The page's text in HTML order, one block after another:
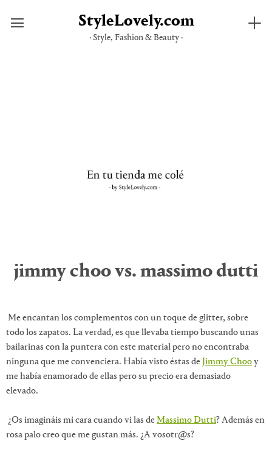
StyleLovely.com
· Style, Fashion & Beauty ·
jimmy choo vs. massimo dutti
Me encantan los complementos con un toque de glitter, sobre
todo los zapatos. La verdad, es que llevaba tiempo buscando unas
bailarinas con la puntera con este material pero no encontraba
ninguna que me convenciera. Había visto éstas de Jimmy Chooy
me había enamorado de ellas pero su precio era demasiado
elevado.
¿Os imagináis mi cara cuando vi las deMassimo Dutti? Además en
rosa palo creo que me gustan más. ¿A vosotr@s?